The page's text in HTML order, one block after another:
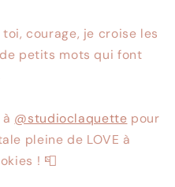
courage, je croise les
petits mots qui font
@studioclaquette pour
pleine de LOVE à
! 📮⁠